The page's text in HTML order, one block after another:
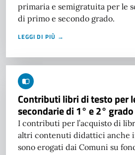
primaria e semigratuita per le
di primo e secondo grado.
LEGGI DI PIÙ →
Contributi libri di testo per
secondarie di 1° e 2° grado
I contributi per l’acquisto di
altri contenuti didattici anche
sono erogati dai Comuni su